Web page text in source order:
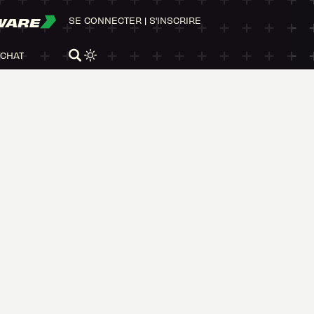
SE CONNECTER | S'INSCRIRE